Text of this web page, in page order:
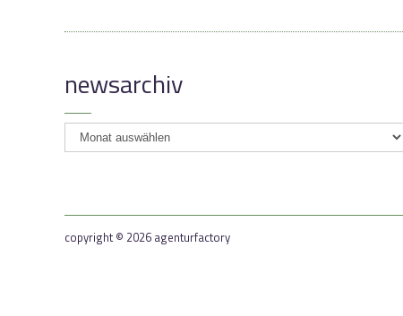
newsarchiv
newsarchiv
copyright © 2026 agenturfactory